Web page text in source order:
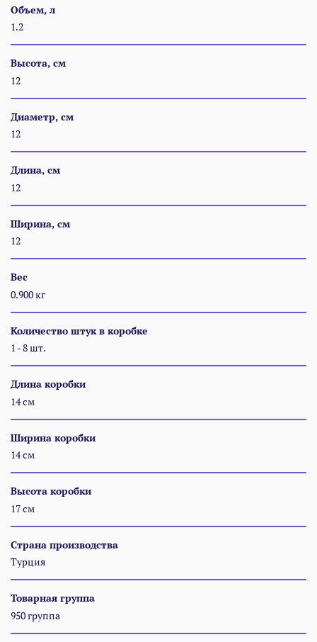
Объем, л
1.2
Высота, см
12
Диаметр, см
12
Длина, см
12
Ширина, см
12
Вес
0.900 кг
Количество штук в коробке
1 - 8 шт.
Длина коробки
14 см
Ширина коробки
14 см
Высота коробки
17 см
Страна производства
Турция
Товарная группа
950 группа